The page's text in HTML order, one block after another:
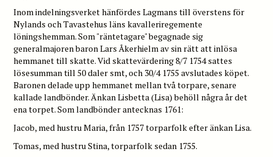
Inom indelningsverket hänfördes Lagmans till överstens för
Nylands och Tavastehus läns kavalleriregemente
löningshemman. Som "räntetagare" begagnade sig
generalmajoren baron Lars Åkerhielm av sin rätt att inlösa
hemmanet till skatte. Vid skattevärdering 8/7 1754 sattes
lösesumman till 50 daler smt, och 30/4 1755 avslutades köpet.
Baronen delade upp hemmanet mellan två torpare, senare
kallade landbönder. Änkan Lisbetta (Lisa) behöll några år det
ena torpet. Som landbönder antecknas 1761:
Jacob, med hustru Maria, från 1757 torparfolk efter änkan Lisa.
Tomas, med hustru Stina, torparfolk sedan 1755.